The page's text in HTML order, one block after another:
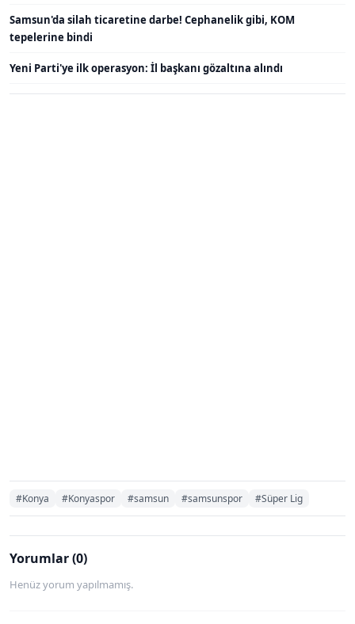
Samsun'da silah ticaretine darbe! Cephanelik gibi, KOM
tepelerine bindi
Yeni Parti'ye ilk operasyon: İl başkanı gözaltına alındı
#Konya #Konyaspor #samsun #samsunspor #Süper Lig
Yorumlar (0)
Henüz yorum yapılmamış.